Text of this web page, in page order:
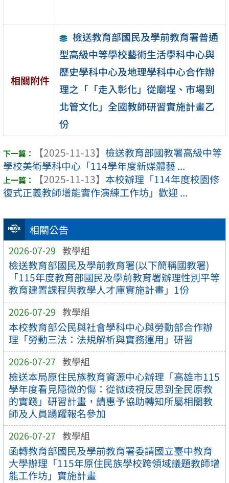
相關公告
2026-07-29 教學組
檢送教育部國民及學前教育署(以下簡稱國教署)
「115年度教育部國民及學前教育署辦理性別平等
教育建置課程與教學人才庫實施計畫」1份
2026-07-29 教學組
本校教育部公民與社會學科中心與勞動部合作辦
理「勞動三法：法規解析與實務運用」研習
2026-07-27 教學組
檢送本局原住民族教育資源中心辦理「高雄市115
學年度看見隱微的傷：從微歧視反思到全民原教
的實踐」研習計畫，請惠予協助轉知所屬相關教
師及人員踴躍報名參加
2026-07-27 教學組
函轉教育部國民及學前教育署委請國立臺中教育
大學辦理「115年原住民族學校跨領域議題教師增
能工作坊」實施計畫
相關附件
檢送教育部國民及學前教育署普通
型高級中等學校藝術生活學科中心與
歷史學科中心及地理學科中心合作辦
理之「「走入彰化」從廟埕、市場到
北管文化」全國教師研習實施計畫乙
份
【2025-11-13】 檢送教育部國教署高級中等
學校美術學科中心「114學年度新媒體藝 ...
【2025-11-13】 本校辦理「114年度校園修
復式正義教師增能實作演練工作坊」歡迎 ...